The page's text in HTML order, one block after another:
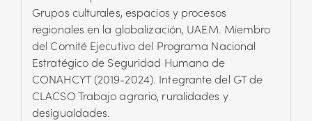
Grupos culturales, espacios y procesos
regionales en la globalización, UAEM. Miembro
del Comité Ejecutivo del Programa Nacional
Estratégico de Seguridad Humana de
CONAHCYT (2019-2024). Integrante del GT de
CLACSO Trabajo agrario, ruralidades y
desigualdades.